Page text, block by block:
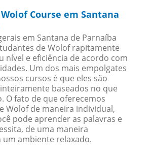
Course em Santana
em Santana de Parnaíba
de Wolof rapitamente
nível e eficiência de acordo com
Um dos mais empolgates
cursos é que eles são
baseados no que
O fato de que oferecemos
Wolof de maneira individual,
pode aprender as palavras e
de uma maneira
ambiente relaxado.